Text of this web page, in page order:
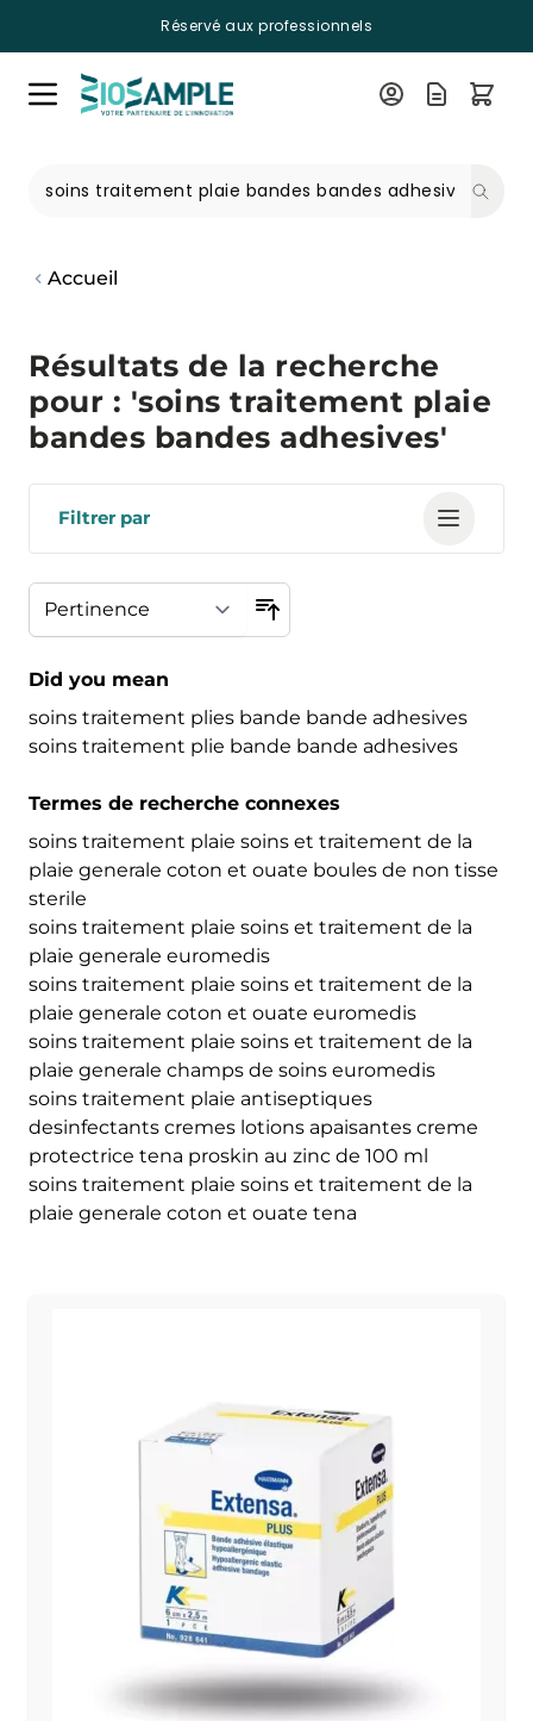
Réservé aux professionnels
Accueil
Résultats de la recherche
pour : 'soins traitement plaie
bandes bandes adhesives'
Did you mean
soins traitement plies bande bande adhesives
soins traitement plie bande bande adhesives
Termes de recherche connexes
soins traitement plaie soins et traitement de la
plaie generale coton et ouate boules de non tisse
sterile
soins traitement plaie soins et traitement de la
plaie generale euromedis
soins traitement plaie soins et traitement de la
plaie generale coton et ouate euromedis
soins traitement plaie soins et traitement de la
plaie generale champs de soins euromedis
soins traitement plaie antiseptiques
desinfectants cremes lotions apaisantes creme
protectrice tena proskin au zinc de 100 ml
soins traitement plaie soins et traitement de la
plaie generale coton et ouate tena
Filtrer par